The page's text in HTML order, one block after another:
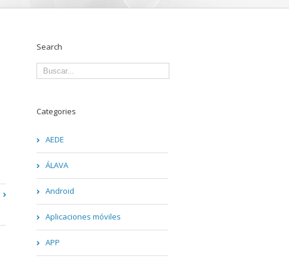
Search
Categories
AEDE
ÁLAVA
Android
Aplicaciones móviles
APP